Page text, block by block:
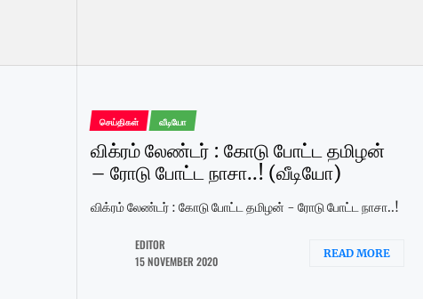
செய்திகள் வீடியோ
விக்ரம் லேண்டர் : கோடு போட்ட தமிழன்
– ரோடு போட்ட நாசா..! (வீடியோ)
விக்ரம் லேண்டர் : கோடு போட்ட தமிழன் - ரோடு போட்ட நாசா..!
EDITOR
15 NOVEMBER 2020
READ MORE